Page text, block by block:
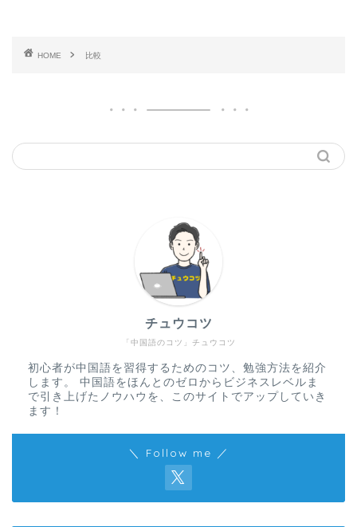
HOME 比較
「中国語のコツ」チュウコツ
チュウコツ
初心者が中国語を習得するためのコツ、勉強方法を紹介
します。 中国語をほんとのゼロからビジネスレベルま
で引き上げたノウハウを、このサイトでアップしていき
ます！
＼ Follow me ／